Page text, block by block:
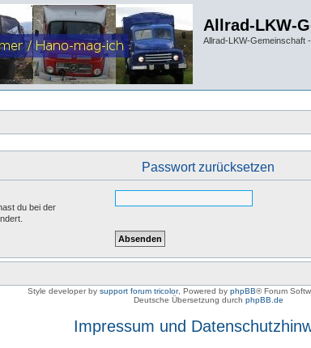
Allrad-LKW-
Allrad-LKW-Gemeinschaft
Passwort zurücksetzen
du bei der
Style developer by support forum tricolor, Powered by phpBB® Forum
Deutsche Übersetzung durch phpBB.de
Impressum und